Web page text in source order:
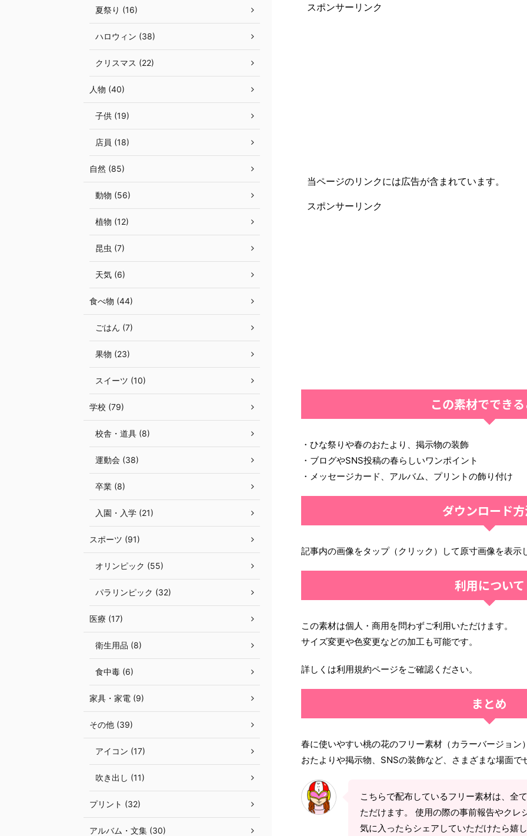
スポンサーリンク
当ページのリンクには広告が含まれています。
スポンサーリンク
この素材ででき
・ひな祭りや春のおたより、掲示物の装飾
・ブログやSNS投稿の春らしいワンポイント
・メッセージカード、アルバム、プリントの飾り付け
ダウンロード
記事内の画像をタップ（クリック）して原寸画像を表示
利用について
この素材は個人・商用を問わずご利用いただけます。
サイズ変更や色変更などの加工も可能です。
詳しくは利用規約ページをご確認ください。
まとめ
春に使いやすい桃の花のフリー素材（カラーバージョン
おたよりや掲示物、SNSの装飾など、さまざまな場面で
こちらで配布しているフリー素材は、全
ただけます。 使用の際の事前報告やクレ
気に入ったらシェアしていただけたら嬉
夏祭り (16)
ハロウィン (38)
クリスマス (22)
人物 (40)
子供 (19)
店員 (18)
自然 (85)
動物 (56)
植物 (12)
昆虫 (7)
天気 (6)
食べ物 (44)
ごはん (7)
果物 (23)
スイーツ (10)
学校 (79)
校舎・道具 (8)
運動会 (38)
卒業 (8)
入園・入学 (21)
スポーツ (91)
オリンピック (55)
パラリンピック (32)
医療 (17)
衛生用品 (8)
食中毒 (6)
家具・家電 (9)
その他 (39)
アイコン (17)
吹き出し (11)
プリント (32)
アルバム・文集 (30)